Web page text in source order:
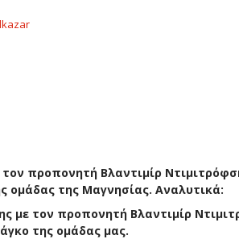
προπονητή Βλαντιμίρ
ομάδας της Μαγνησίας. Αναλυτικά:
με τον προπονητή Βλαντιμίρ
της ομάδας μας.